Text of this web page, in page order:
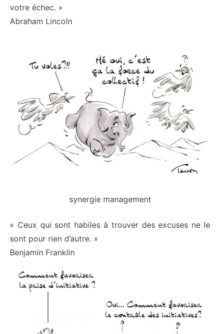
votre échec. »
Abraham Lincoln
synergie management
« Ceux qui sont habiles à trouver des excuses ne le
sont pour rien d’autre. »
Benjamin Franklin